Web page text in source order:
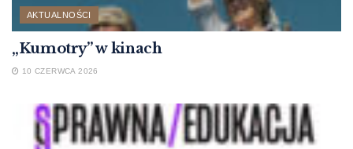
AKTUALNOŚCI
„Kumotry” w kinach
10 CZERWCA 2026